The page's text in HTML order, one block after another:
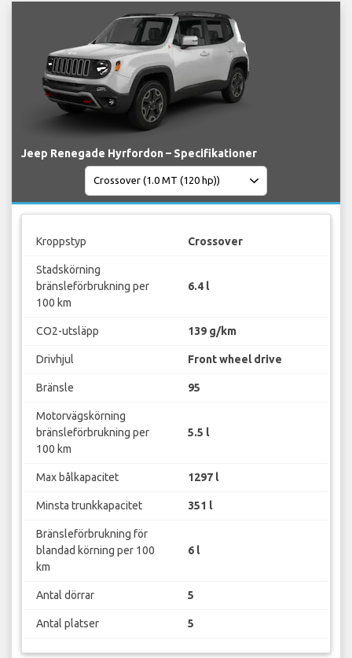
Jeep Renegade Hyrfordon – Specifikationer
Kroppstyp Crossover
Stadskörning
bränsleförbrukning per
100 km
6.4 l
CO2-utsläpp 139 g/km
Drivhjul Front wheel drive
Bränsle 95
Motorvägskörning
bränsleförbrukning per
100 km
5.5 l
Max bålkapacitet 1297 l
Minsta trunkkapacitet 351 l
Bränsleförbrukning för
blandad körning per 100
km
6 l
Antal dörrar 5
Antal platser 5